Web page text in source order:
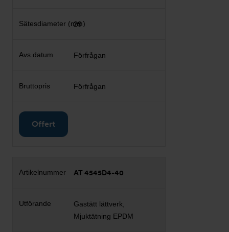
29
Förfrågan
Förfrågan
Offert
AT 4545D4-40
Gastätt lättverk,
Mjuktätning EPDM